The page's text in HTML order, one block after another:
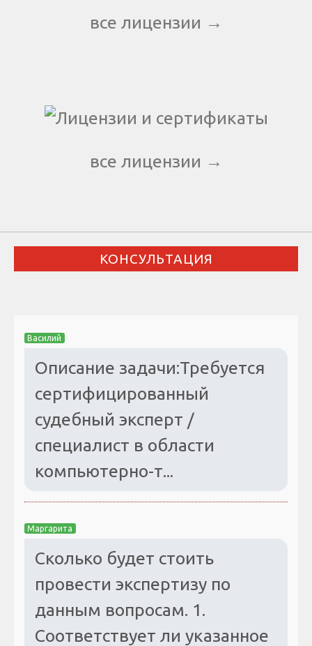
все лицензии →
все лицензии →
КОНСУЛЬТАЦИЯ
Василий
Описание задачи:Требуется
сертифицированный
судебный эксперт /
специалист в области
компьютерно-т...
Маргарита
Сколько будет стоить
провести экспертизу по
данным вопросам. 1.
Соответствует ли указанное